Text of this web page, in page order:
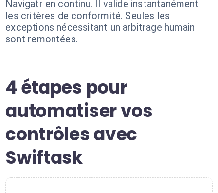
Navigatr en continu. Il valide instantanément
les critères de conformité. Seules les
exceptions nécessitant un arbitrage humain
sont remontées.
4 étapes pour
automatiser vos
contrôles avec
Swiftask